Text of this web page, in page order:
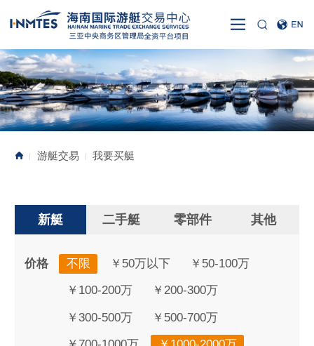
| 游艇交易 | 我要买艇
新艇 二手艇 零部件 其他
价格 不限 ￥50万以下 ￥50-100万
￥100-200万 ￥200-300万
￥300-500万 ￥500-700万